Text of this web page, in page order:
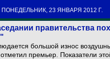
ПОНЕДЕЛЬНИК, 23 ЯНВАРЯ 2012 Г.
правительства
большой износ
премьер. Показатели